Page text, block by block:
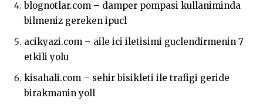
blognotlar.com – damper pompasi kullaniminda
bilmeniz gereken ipucl
acikyazi.com – aile ici iletisimi guclendirmenin 7
etkili yolu
kisahali.com – sehir bisikleti ile trafigi geride
birakmanin yoll